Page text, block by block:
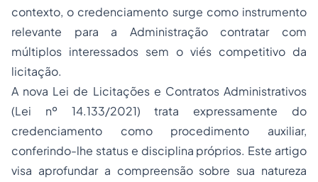
contexto, o credenciamento surge como instrumento
relevante para a Administração contratar com
múltiplos interessados sem o viés competitivo da
licitação.
A nova Lei de Licitações e Contratos Administrativos
(Lei nº 14.133/2021) trata expressamente do
credenciamento como procedimento auxiliar,
conferindo-lhe status e disciplina próprios. Este artigo
visa aprofundar a compreensão sobre sua natureza